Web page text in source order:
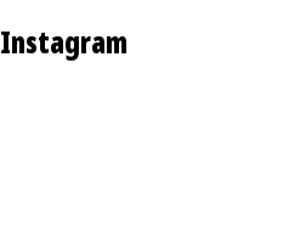
Instagram